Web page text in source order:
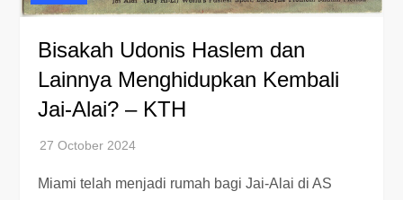
Bisakah Udonis Haslem dan
Lainnya Menghidupkan Kembali
Jai-Alai? – KTH
Miami telah menjadi rumah bagi Jai-Alai di AS